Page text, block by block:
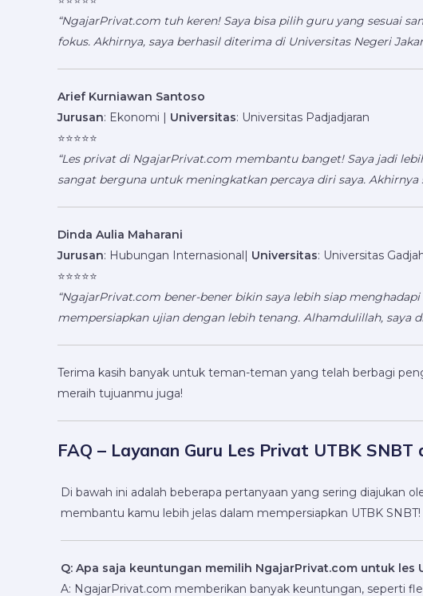
“NgajarPrivat.com tuh keren! Saya bisa pilih guru yang sesuai
fokus. Akhirnya, saya berhasil diterima di Universitas Negeri
Arief Kurniawan Santoso
Jurusan: Ekonomi | Universitas: Universitas Padjadjaran
⭐️⭐️⭐️⭐️⭐️
“Les privat di NgajarPrivat.com membantu banget! Saya jadi
sangat berguna untuk meningkatkan percaya diri saya.
Dinda Aulia Maharani
Jurusan: Hubungan Internasional| Universitas: Universitas
⭐️⭐️⭐️⭐️⭐️
“NgajarPrivat.com bener-bener bikin saya lebih siap
mempersiapkan ujian dengan lebih tenang. Alhamdulillah, saya
Terima kasih banyak untuk teman-teman yang telah berbagi
meraih tujuanmu juga!
FAQ – Layanan Guru Les Privat UTBK
Di bawah ini adalah beberapa pertanyaan yang sering diajukan
membantu kamu lebih jelas dalam mempersiapkan UTBK SNBT!
Q: Apa saja keuntungan memilih NgajarPrivat.com untuk les
A: NgajarPrivat.com memberikan banyak keuntungan, seperti